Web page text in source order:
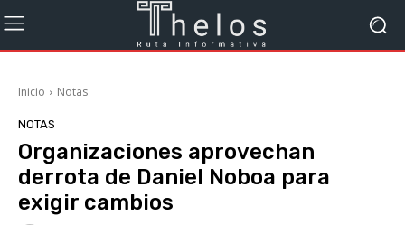
Inicio Notas
NOTAS
Organizaciones aprovechan
derrota de Daniel Noboa para
exigir cambios